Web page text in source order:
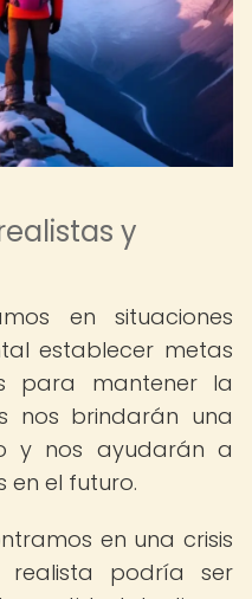
y
en situaciones
establecer metas
para mantener la
nos brindarán una
y nos ayudarán a
en el futuro.
en una crisis
realista podría ser